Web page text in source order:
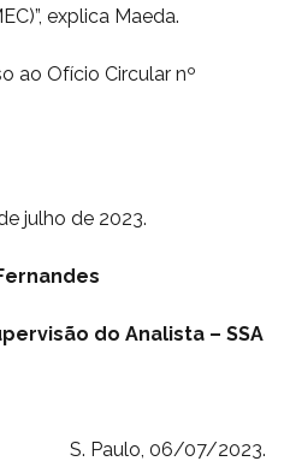
explica Maeda.
ao Ofício Circular nº
julho de 2023.
do Analista – SSA
S. Paulo, 06/07/2023.